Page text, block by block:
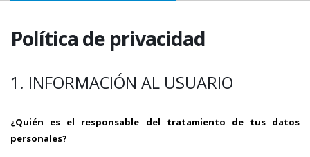
Política de privacidad
1. INFORMACIÓN AL USUARIO
¿Quién es el responsable del tratamiento de tus datos
personales?